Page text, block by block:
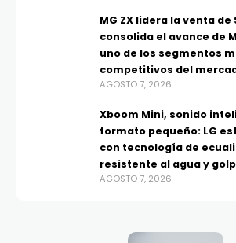
MG ZX lidera la venta de
consolida el avance de
uno de los segmentos
competitivos del
AGOSTO 7, 2026
Xboom Mini, sonido
formato pequeño: LG
con tecnología de
resistente al agua y
AGOSTO 7, 2026